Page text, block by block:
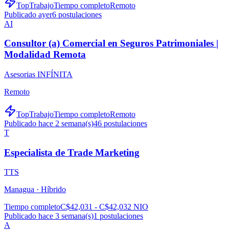
TopTrabajoTiempo completoRemoto
Publicado ayer6 postulaciones
AI
Consultor (a) Comercial en Seguros Patrimoniales |
Modalidad Remota
Asesorias INFÍNITA
Remoto
TopTrabajoTiempo completoRemoto
Publicado hace 2 semana(s)46 postulaciones
T
Especialista de Trade Marketing
TTS
Managua · Híbrido
Tiempo completoC$42,031 - C$42,032 NIO
Publicado hace 3 semana(s)1 postulaciones
A